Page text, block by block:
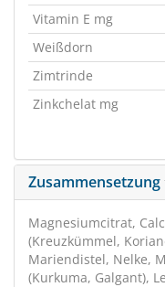
Vitamin E mg
Weißdorn
Zimtrinde
Zinkchelat mg
Zusammensetzung
Magnesiumcitrat,
(Kreuzkümmel,
Mariendistel, Nelke,
(Kurkuma, Galgant),